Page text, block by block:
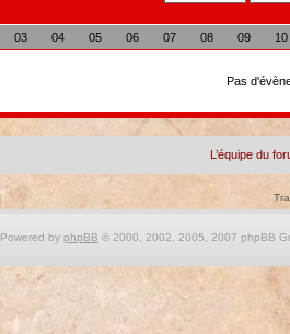
03 04 05 06 07 08 09 10
Pas
L’équipe du
Powered by phpBB © 2000, 2002, 2005, 2007 phpBB